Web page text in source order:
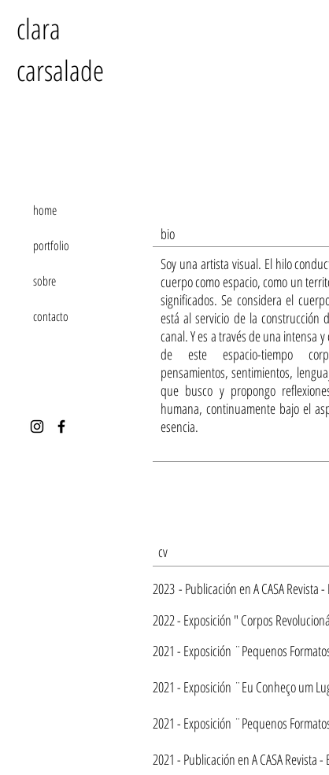
clara
carsalade
Soy una artista visual. El hilo
cuerpo como espacio, como un
significados. Se considera el
está al servicio de la construcción
canal. Y es a través de una intensa
de este espacio-tiempo
pensamientos, sentimientos,
que busco y propongo
humana, continuamente bajo el
esencia.
bio
cv
2023 - Publicación enA CASA Revista
2022 - Exposición " Corpos
2021 - Exposición ¨Pequenos
2021 - Exposición ¨Eu Conheço um
2021 - Exposición ¨Pequenos
2021 - Publicación en A CASA Revista -
home
portfolio
sobre
contacto